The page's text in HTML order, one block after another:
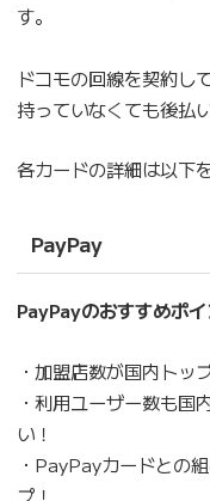
す。
ドコモの回線を契約し
持っていなくても後払
各カードの詳細は以下
PayPay
PayPayのおすすめポ
・加盟店数が国内トッ
・利用ユーザー数も国
い！
・PayPayカードとの
プ！